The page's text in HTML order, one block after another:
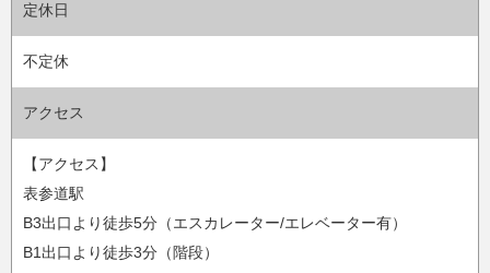
定休日
不定休
アクセス
【アクセス】
表参道駅
B3出口より徒歩5分（エスカレーター/エレベーター有）
B1出口より徒歩3分（階段）